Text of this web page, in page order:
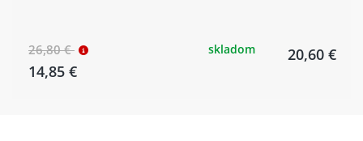
26,80 €
14,85 €
skladom 20,60 €